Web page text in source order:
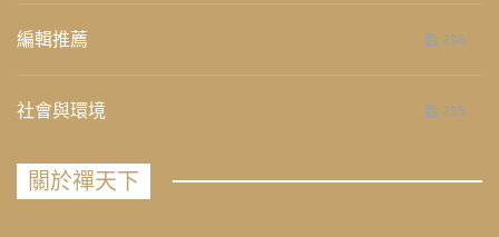
編輯推薦 236
社會與環境 235
關於禪天下